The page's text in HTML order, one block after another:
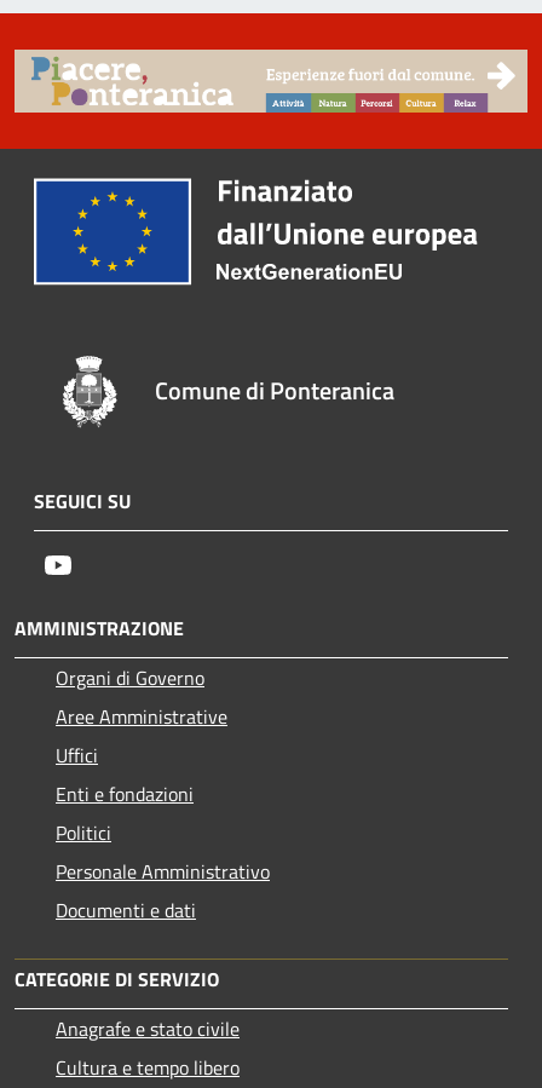
Comune di Ponteranica
SEGUICI SU
AMMINISTRAZIONE
Organi di Governo
Aree Amministrative
Uffici
Enti e fondazioni
Politici
Personale Amministrativo
Documenti e dati
CATEGORIE DI SERVIZIO
Anagrafe e stato civile
Cultura e tempo libero